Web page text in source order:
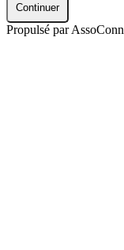
Continuer
Propulsé par